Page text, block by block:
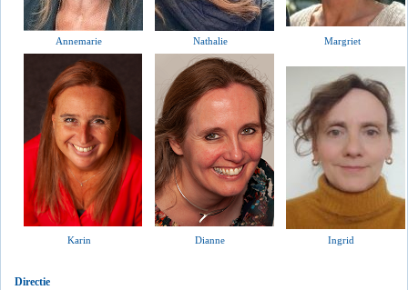
Annemarie Nathalie Margriet
Karin Dianne Ingrid
Directie